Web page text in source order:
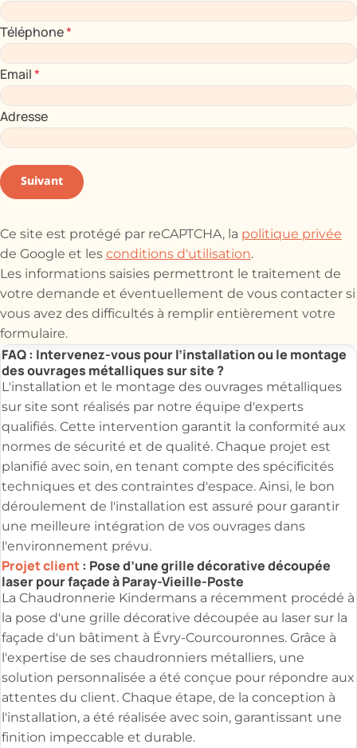
Téléphone*
Email*
Adresse
Suivant
Ce site est protégé par reCAPTCHA, la politique privée
de Google et lesconditions d'utilisation.
Les informations saisies permettront le traitement de
votre demande et éventuellement de vous contacter si
vous avez des difficultés à remplir entièrement votre
formulaire.
FAQ : Intervenez-vous pour l’installation ou le montage
des ouvrages métalliques sur site ?
L'installation et le montage des ouvrages métalliques
sur site sont réalisés par notre équipe d'experts
qualifiés. Cette intervention garantit la conformité aux
normes de sécurité et de qualité. Chaque projet est
planifié avec soin, en tenant compte des spécificités
techniques et des contraintes d'espace. Ainsi, le bon
déroulement de l'installation est assuré pour garantir
une meilleure intégration de vos ouvrages dans
l'environnement prévu.
Projet client: Pose d’une grille décorative découpée
laser pour façade à Paray-Vieille-Poste
La Chaudronnerie Kindermans a récemment procédé à
la pose d'une grille décorative découpée au laser sur la
façade d'un bâtiment à Évry-Courcouronnes. Grâce à
l'expertise de ses chaudronniers métalliers, une
solution personnalisée a été conçue pour répondre aux
attentes du client. Chaque étape, de la conception à
l'installation, a été réalisée avec soin, garantissant une
finition impeccable et durable.